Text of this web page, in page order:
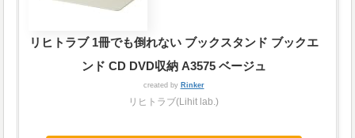
リヒトラブ 1冊でも倒れない ブックスタンド ブックエ
ンド CD DVD収納 A3575 ベージュ
created by Rinker
リヒトラブ(Lihit lab.)